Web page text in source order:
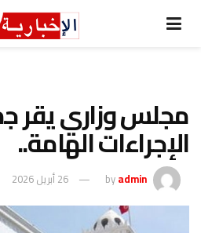
مجلس وزاري يقر
الإجراءات الهامة..
byadmin 26 أبريل 2026